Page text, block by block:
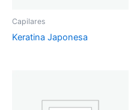
Capilares
Keratina Japonesa